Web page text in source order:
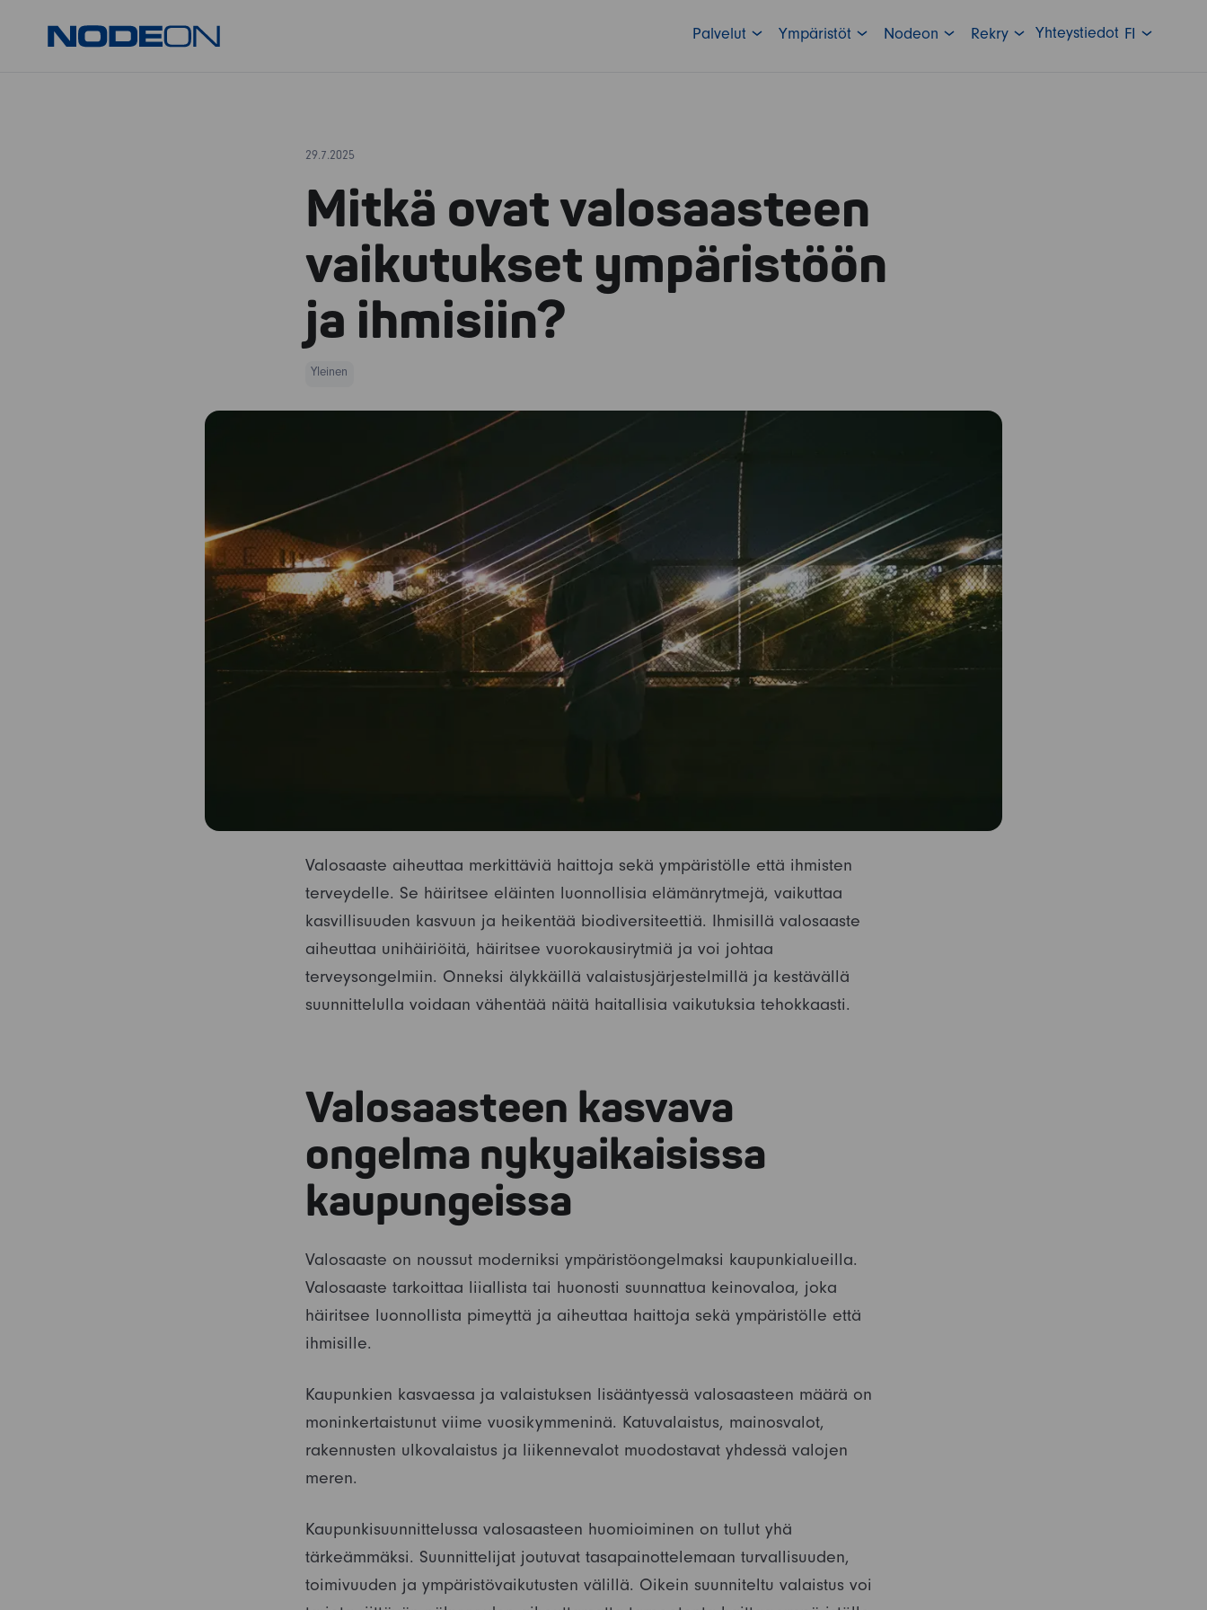
sisältöönNodeon Palvelut Ympäristöt Nodeon Rekry Yhteystiedot FI
29.7.2025
Mitkä ovat valosaasteen
vaikutukset ympäristöön
ja ihmisiin?
Yleinen
Valosaaste aiheuttaa merkittäviä haittoja sekä ympäristölle että ihmisten
terveydelle. Se häiritsee eläinten luonnollisia elämänrytmejä, vaikuttaa
kasvillisuuden kasvuun ja heikentää biodiversiteettiä. Ihmisillä valosaaste
aiheuttaa unihäiriöitä, häiritsee vuorokausirytmiä ja voi johtaa
terveysongelmiin. Onneksi älykkäillä valaistusjärjestelmillä ja kestävällä
suunnittelulla voidaan vähentää näitä haitallisia vaikutuksia tehokkaasti.
Valosaasteen kasvava
ongelma nykyaikaisissa
kaupungeissa
Valosaaste on noussut moderniksi ympäristöongelmaksi kaupunkialueilla.
Valosaaste tarkoittaa liiallista tai huonosti suunnattua keinovaloa, joka
häiritsee luonnollista pimeyttä ja aiheuttaa haittoja sekä ympäristölle että
ihmisille.
Kaupunkien kasvaessa ja valaistuksen lisääntyessä valosaasteen määrä on
moninkertaistunut viime vuosikymmeninä. Katuvalaistus, mainosvalot,
rakennusten ulkovalaistus ja liikennevalot muodostavat yhdessä valojen
meren.
Kaupunkisuunnittelussa valosaasteen huomioiminen on tullut yhä
tärkeämmäksi. Suunnittelijat joutuvat tasapainottelemaan turvallisuuden,
toimivuuden ja ympäristövaikutusten välillä. Oikein suunniteltu valaistus voi